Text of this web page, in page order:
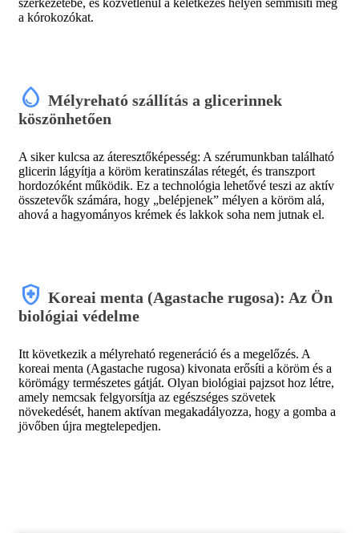
a kórokozókat.
water_drop Mélyreható szállítás a glicerinnek
köszönhetően
A siker kulcsa az áteresztőképesség: A szérumunkban található
glicerin lágyítja a köröm keratinszálas rétegét, és transzport
hordozóként működik. Ez a technológia lehetővé teszi az aktív
összetevők számára, hogy „belépjenek” mélyen a köröm alá,
ahová a hagyományos krémek és lakkok soha nem jutnak el.
health_and_safety Koreai menta (Agastache rugosa): Az Ön
biológiai védelme
Itt következik a mélyreható regeneráció és a megelőzés. A
koreai menta (Agastache rugosa) kivonata erősíti a köröm és a
körömágy természetes gátját. Olyan biológiai pajzsot hoz létre,
amely nemcsak felgyorsítja az egészséges szövetek
növekedését, hanem aktívan megakadályozza, hogy a gomba a
jövőben újra megtelepedjen.